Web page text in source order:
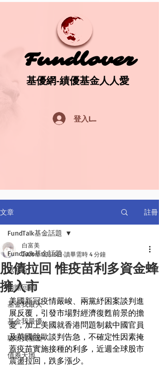
Fundlover
Fundlover
基優網-績優基金人人愛
基優網-績優基金人人愛
登入Log In
文章 註冊
FundTalk基金話題
話基金
前瞻回顧
基金我最大
基金我最優
聰明買基金
債券天地
FundTalk基金話題
股債拉回 惟疫苗利多資金蜂
擁入市
白富美
2020年12月15日 讀畢需時 4 分鐘
美國新冠疫情嚴峻、兩黨紓困案談判進
展反覆，引發市場對經濟復甦前景的擔
憂，加上美國就香港問題制裁中國官員
及英國脫歐談判告急，不確定性因素掩
蓋疫苗實施接種的利多，近週全球股市
震盪拉回，跌多漲少。